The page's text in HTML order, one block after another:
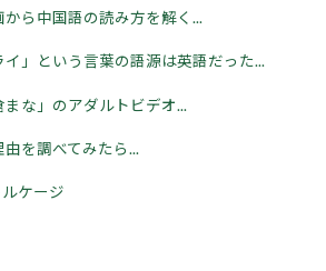
から中国語の読み方を解く...
イ」という言葉の語源は英語だった...
な」のアダルトビデオ...
を調べてみたら...
ケージ